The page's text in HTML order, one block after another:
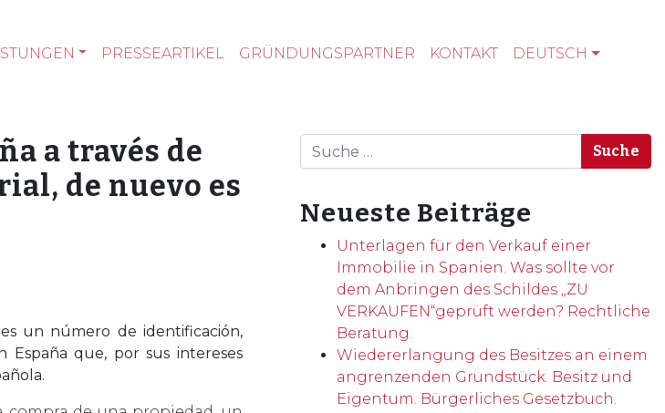
PRESSEARTIKEL GRÜNDUNGSPARTNER KONTAKT DEUTSCH
a través de
de nuevo es
un número de identificación,
España que, por sus intereses
Suche
Neueste Beiträge
Unterlagen für den Verkauf einer
Immobilie in Spanien. Was sollte vor
dem Anbringen des Schildes „ZU
VERKAUFEN“geprüft werden? Rechtliche
Beratung.
Wiedererlangung des Besitzes an einem
angrenzenden Grundstück. Besitz und
Eigentum. Bürgerliches Gesetzbuch.